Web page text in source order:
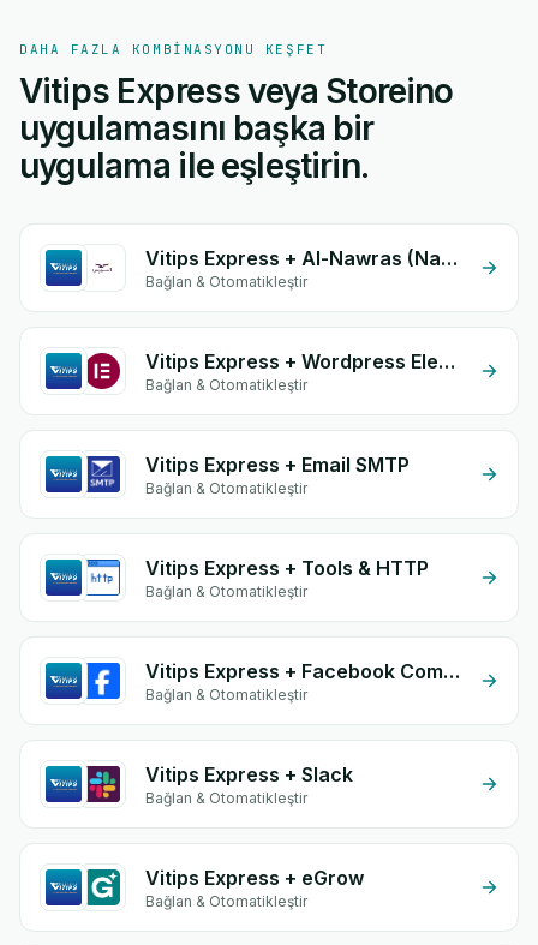
DAHA FAZLA KOMBINASYONU KEŞFET
Vitips Express veya Storeino
uygulamasını başka bir
uygulama ile eşleştirin.
Vitips Express + Al-Nawras (Nawris)
Bağlan & Otomatikleştir
Vitips Express + Wordpress Elementor
Bağlan & Otomatikleştir
Vitips Express + Email SMTP
Bağlan & Otomatikleştir
Vitips Express + Tools & HTTP
Bağlan & Otomatikleştir
Vitips Express + Facebook Commerce
Bağlan & Otomatikleştir
Vitips Express + Slack
Bağlan & Otomatikleştir
Vitips Express + eGrow
Bağlan & Otomatikleştir